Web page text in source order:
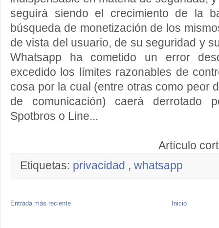
seguirá siendo el crecimiento de la
búsqueda de monetización de los
de vista del usuario, de su seguridad y
Whatsapp ha cometido un error
excedido los límites razonables de
cosa por la cual (entre otras como peor
de comunicación) caerá derrotado
Spotbros o Line...
Artículo
Etiquetas: privacidad , whatsapp
Entrada más reciente Inicio